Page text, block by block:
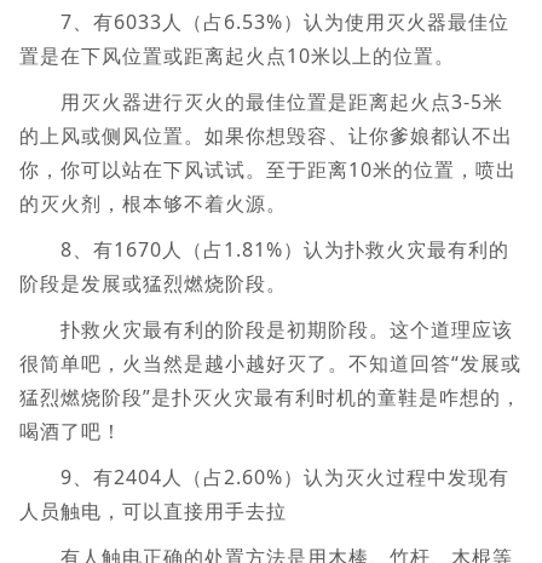
7、有6033人（占6.53%）认为使用灭火器最佳位
置是在下风位置或距离起火点10米以上的位置。
用灭火器进行灭火的最佳位置是距离起火点3-5米
的上风或侧风位置。如果你想毁容、让你爹娘都认不出
你，你可以站在下风试试。至于距离10米的位置，喷出
的灭火剂，根本够不着火源。
8、有1670人（占1.81%）认为扑救火灾最有利的
阶段是发展或猛烈燃烧阶段。
扑救火灾最有利的阶段是初期阶段。这个道理应该
很简单吧，火当然是越小越好灭了。不知道回答“发展或
猛烈燃烧阶段”是扑灭火灾最有利时机的童鞋是咋想的，
喝酒了吧！
9、有2404人（占2.60%）认为灭火过程中发现有
人员触电，可以直接用手去拉
有人触电正确的处置方法是用木棒、竹杆、木棍等